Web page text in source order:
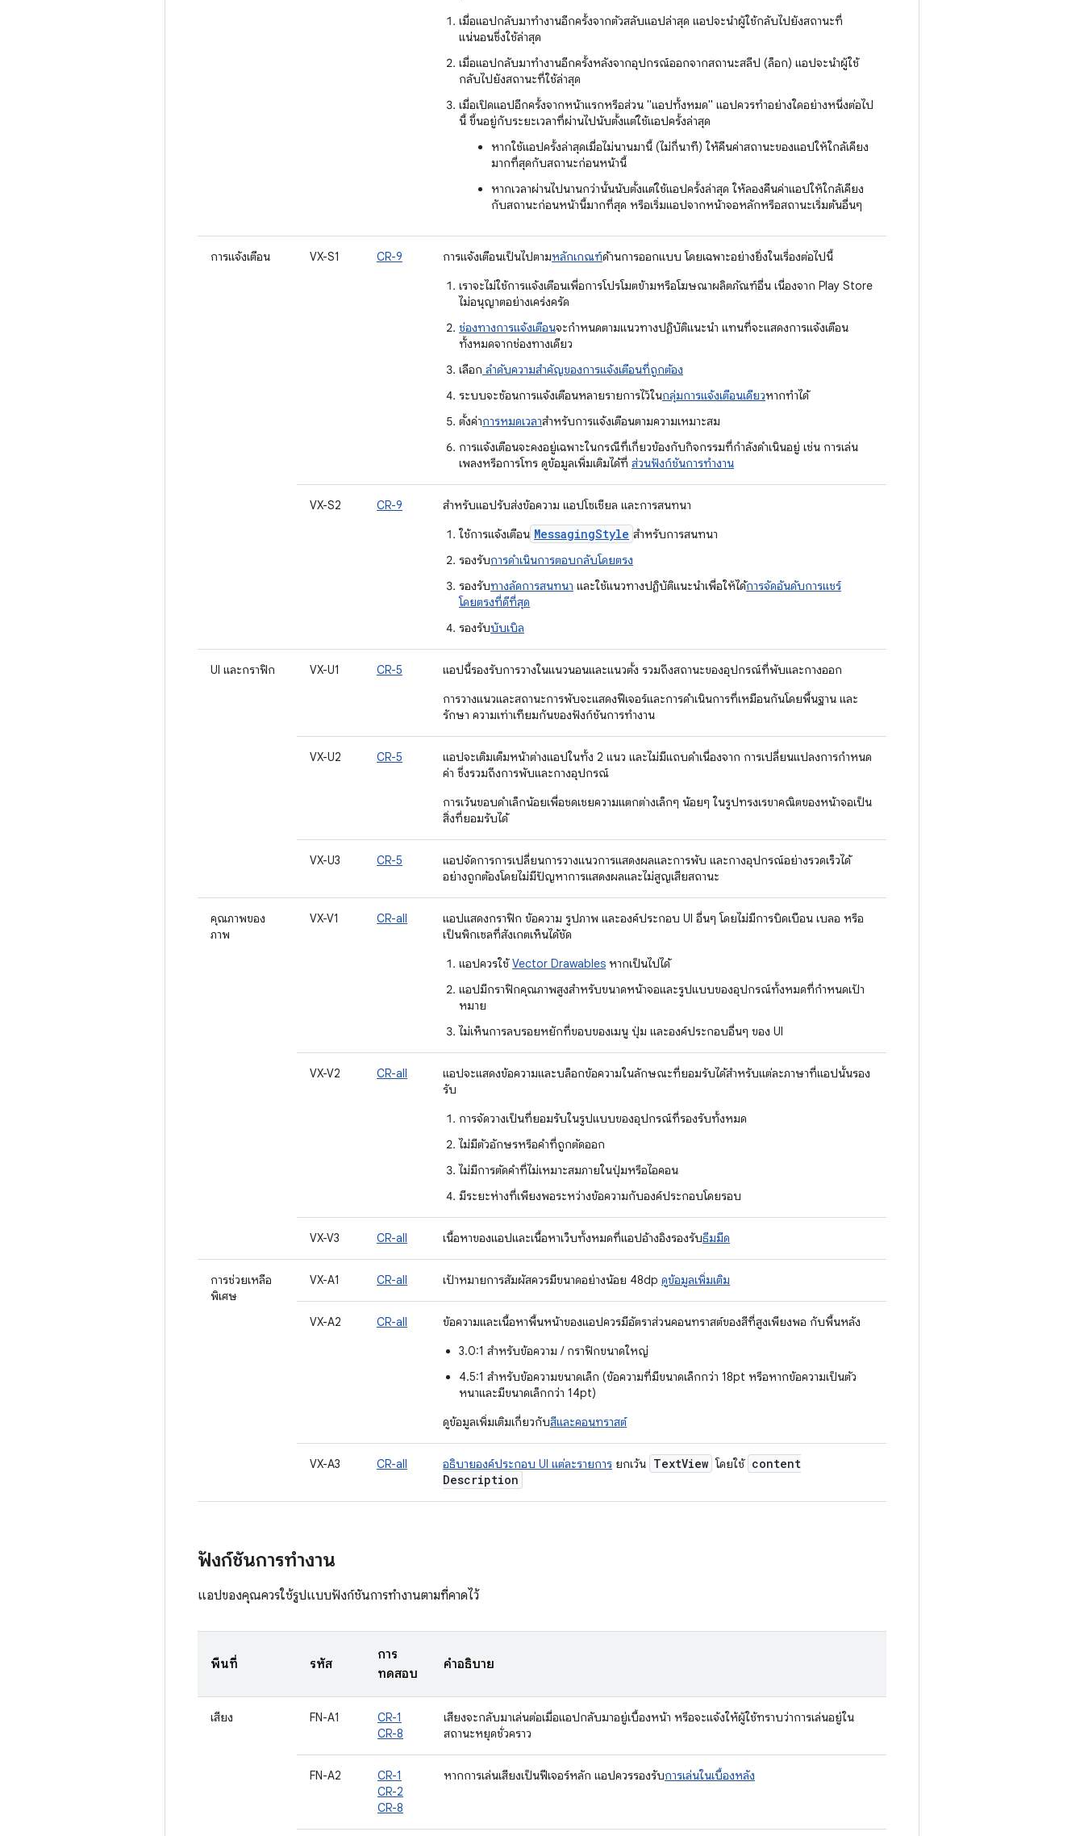
เมื่อแอปกลับมาทํางานอีกครั้งจากตัวสลับแอปล่าสุด แอปจะนําผู้ใช้กลับไปยังสถานะที่
แน่นอนซึ่งใช้ล่าสุด
เมื่อแอปกลับมาทำงานอีกครั้งหลังจากอุปกรณ์ออกจากสถานะสลีป (ล็อก) แอปจะนำผู้ใช้
กลับไปยังสถานะที่ใช้ล่าสุด
เมื่อเปิดแอปอีกครั้งจากหน้าแรกหรือส่วน "แอปทั้งหมด" แอปควรทำอย่างใดอย่างหนึ่งต่อไป
นี้ ขึ้นอยู่กับระยะเวลาที่ผ่านไปนับตั้งแต่ใช้แอปครั้งล่าสุด
หากใช้แอปครั้งล่าสุดเมื่อไม่นานมานี้ (ไม่กี่นาที) ให้คืนค่าสถานะของแอปให้ใกล้เคียง
มากที่สุดกับสถานะก่อนหน้านี้
หากเวลาผ่านไปนานกว่านั้นนับตั้งแต่ใช้แอปครั้งล่าสุด ให้ลองคืนค่าแอปให้ใกล้เคียง
กับสถานะก่อนหน้านี้มากที่สุด หรือเริ่มแอปจากหน้าจอหลักหรือสถานะเริ่มต้นอื่นๆ
การแจ้งเตือน VX-S1 CR-9 การแจ้งเตือนเป็นไปตามหลักเกณฑ์ด้านการออกแบบ โดยเฉพาะอย่างยิ่งในเรื่องต่อไปนี้
เราจะไม่ใช้การแจ้งเตือนเพื่อการโปรโมตข้ามหรือโฆษณาผลิตภัณฑ์อื่น เนื่องจาก Play Store
ไม่อนุญาตอย่างเคร่งครัด
ช่องทางการแจ้งเตือนจะกำหนดตามแนวทางปฏิบัติแนะนำ แทนที่จะแสดงการแจ้งเตือน
ทั้งหมดจากช่องทางเดียว
เลือก ลำดับความสำคัญของการแจ้งเตือนที่ถูกต้อง
ระบบจะซ้อนการแจ้งเตือนหลายรายการไว้ในกลุ่มการแจ้งเตือนเดียวหากทำได้
ตั้งค่าการหมดเวลาสำหรับการแจ้งเตือนตามความเหมาะสม
การแจ้งเตือนจะคงอยู่เฉพาะในกรณีที่เกี่ยวข้องกับกิจกรรมที่กำลังดำเนินอยู่ เช่น การเล่น
เพลงหรือการโทร ดูข้อมูลเพิ่มเติมได้ที่ ส่วนฟังก์ชันการทำงาน
VX-S2 CR-9
สำหรับแอปรับส่งข้อความ แอปโซเชียล และการสนทนา
ใช้การแจ้งเตือน MessagingStyle สำหรับการสนทนา
รองรับการดำเนินการตอบกลับโดยตรง
รองรับทางลัดการสนทนา และใช้แนวทางปฏิบัติแนะนำเพื่อให้ได้การจัดอันดับการแชร์
โดยตรงที่ดีที่สุด
รองรับบับเบิล
UI และกราฟิก VX-U1 CR-5
แอปนี้รองรับการวางในแนวนอนและแนวตั้ง รวมถึงสถานะของอุปกรณ์ที่พับและกางออก
การวางแนวและสถานะการพับจะแสดงฟีเจอร์และการดำเนินการที่เหมือนกันโดยพื้นฐาน และ
รักษา ความเท่าเทียมกันของฟังก์ชันการทำงาน
VX-U2 CR-5
แอปจะเติมเต็มหน้าต่างแอปในทั้ง 2 แนว และไม่มีแถบดำเนื่องจาก การเปลี่ยนแปลงการกำหนด
ค่า ซึ่งรวมถึงการพับและกางอุปกรณ์
การเว้นขอบดำเล็กน้อยเพื่อชดเชยความแตกต่างเล็กๆ น้อยๆ ในรูปทรงเรขาคณิตของหน้าจอเป็น
สิ่งที่ยอมรับได้
VX-U3 CR-5
แอปจัดการการเปลี่ยนการวางแนวการแสดงผลและการพับ และกางอุปกรณ์อย่างรวดเร็วได้
อย่างถูกต้องโดยไม่มีปัญหาการแสดงผลและไม่สูญเสียสถานะ
คุณภาพของ
ภาพ
VX-V1 CR-all
แอปแสดงกราฟิก ข้อความ รูปภาพ และองค์ประกอบ UI อื่นๆ โดยไม่มีการบิดเบือน เบลอ หรือ
เป็นพิกเซลที่สังเกตเห็นได้ชัด
แอปควรใช้Vector Drawables หากเป็นไปได้
แอปมีกราฟิกคุณภาพสูงสำหรับขนาดหน้าจอและรูปแบบของอุปกรณ์ทั้งหมดที่กำหนดเป้า
หมาย
ไม่เห็นการลบรอยหยักที่ขอบของเมนู ปุ่ม และองค์ประกอบอื่นๆ ของ UI
VX-V2 CR-all
แอปจะแสดงข้อความและบล็อกข้อความในลักษณะที่ยอมรับได้สำหรับแต่ละภาษาที่แอปนั้นรอง
รับ
การจัดวางเป็นที่ยอมรับในรูปแบบของอุปกรณ์ที่รองรับทั้งหมด
ไม่มีตัวอักษรหรือคำที่ถูกตัดออก
ไม่มีการตัดคำที่ไม่เหมาะสมภายในปุ่มหรือไอคอน
มีระยะห่างที่เพียงพอระหว่างข้อความกับองค์ประกอบโดยรอบ
VX-V3 CR-all เนื้อหาของแอปและเนื้อหาเว็บทั้งหมดที่แอปอ้างอิงรองรับธีมมืด
การช่วยเหลือ
พิเศษ
VX-A1 CR-all เป้าหมายการสัมผัสควรมีขนาดอย่างน้อย 48dp ดูข้อมูลเพิ่มเติม
VX-A2 CR-all
ข้อความและเนื้อหาพื้นหน้าของแอปควรมีอัตราส่วนคอนทราสต์ของสีที่สูงเพียงพอ กับพื้นหลัง
3.0:1 สำหรับข้อความ / กราฟิกขนาดใหญ่
4.5:1 สำหรับข้อความขนาดเล็ก (ข้อความที่มีขนาดเล็กกว่า 18pt หรือหากข้อความเป็นตัว
หนาและมีขนาดเล็กกว่า 14pt)
ดูข้อมูลเพิ่มเติมเกี่ยวกับสีและคอนทราสต์
VX-A3 CR-all อธิบายองค์ประกอบ UI แต่ละรายการ ยกเว้น TextView โดยใช้ content
Description
ฟังก์ชันการทำงาน
แอปของคุณควรใช้รูปแบบฟังก์ชันการทำงานตามที่คาดไว้
พื้นที่ รหัส
การ
ทดสอบ
คำอธิบาย
เสียง FN-A1
CR-1
CR-8
เสียงจะกลับมาเล่นต่อเมื่อแอปกลับมาอยู่เบื้องหน้า หรือจะแจ้งให้ผู้ใช้ทราบว่าการเล่นอยู่ใน
สถานะหยุดชั่วคราว
FN-A2
CR-1
CR-2
CR-8
หากการเล่นเสียงเป็นฟีเจอร์หลัก แอปควรรองรับการเล่นในเบื้องหลัง